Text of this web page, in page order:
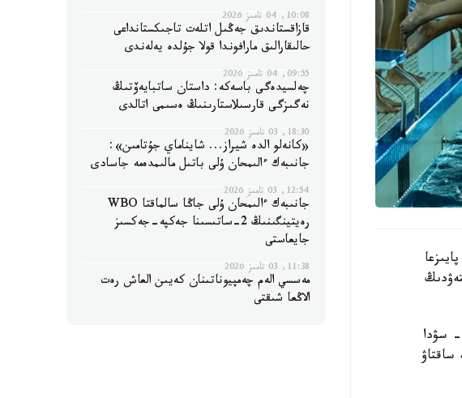
مامانداردىڭ ءتورت اپتالىق زەرتتەۋى بارىسىندا باسسەيندە ءجۇزۋ كەزىندە ادامداردىڭ كوڭىل كۇيى 35 پايىزعا
- سۋدا
10:08, 04 تامىز 2026
قازاقستاندىق جەڭىل اتلەت تاجىكستانداعى
حالىقارالىق مارافوندا قولا جۇلدە يەلەندى
09:55, 04 تامىز 2026
چەلسيدەگى باسەكە: داستان ساتبايەۆتىڭ
نەگىزگى قارسىلاستارىنىڭ ەسىمى اتالدى
18:30, 03 تامىز 2026
«كانەلو الدە شيراز... شايناماي جۇتامىن»:
جانىبەك ءالىمحان ۇلى باتىل مالىمدەمە جاسادى
12:54, 03 تامىز 2026
جانىبەك ءالىمحان ۇلى جاڭا سالماقتا WBO
رەيتينگىنىڭ 2-ساتىسىنا جەكپە-جەكسىز
جايعاستى
11:38, 03 تامىز 2026
مەسسي الەم چەمپيوناتىنان كەيىن العاش رەت
الاڭعا شىقتى